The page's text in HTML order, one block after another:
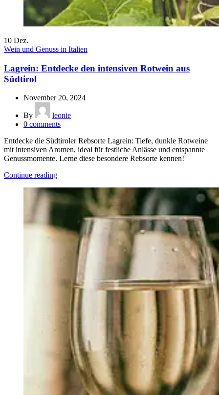
10 Dez.
Wein und Genuss in Italien
Lagrein: Entdecke den intensiven Rotwein aus
Südtirol
November 20, 2024
By
leonie
0 comments
Entdecke die Südtiroler Rebsorte Lagrein: Tiefe, dunkle Rotweine
mit intensiven Aromen, ideal für festliche Anlässe und entspannte
Genussmomente. Lerne diese besondere Rebsorte kennen!
Continue reading